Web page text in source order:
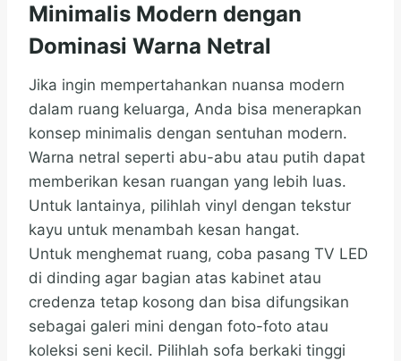
Minimalis Modern dengan
Dominasi Warna Netral
Jika ingin mempertahankan nuansa modern
dalam ruang keluarga, Anda bisa menerapkan
konsep minimalis dengan sentuhan modern.
Warna netral seperti abu-abu atau putih dapat
memberikan kesan ruangan yang lebih luas.
Untuk lantainya, pilihlah vinyl dengan tekstur
kayu untuk menambah kesan hangat.
Untuk menghemat ruang, coba pasang TV LED
di dinding agar bagian atas kabinet atau
credenza tetap kosong dan bisa difungsikan
sebagai galeri mini dengan foto-foto atau
koleksi seni kecil. Pilihlah sofa berkaki tinggi